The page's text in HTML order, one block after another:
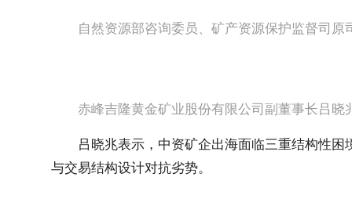
自然资源部咨询委员、矿产资源保护监督司
赤峰吉隆黄金矿业股份有限公司副董事长吕晓
吕晓兆表示，中资矿企出海面临三重结构性
与交易结构设计对抗劣势。